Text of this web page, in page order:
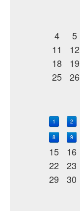
4
5
11
12
18
19
25
26
1 2
8 9
15
16
22
23
29
30